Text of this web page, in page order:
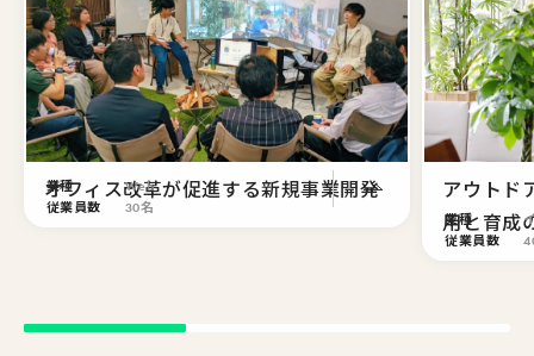
オフィス改革が促進する新規事業開発
業種
Web
従業員数
30名
アウトド
用と育成
業種
従業員数